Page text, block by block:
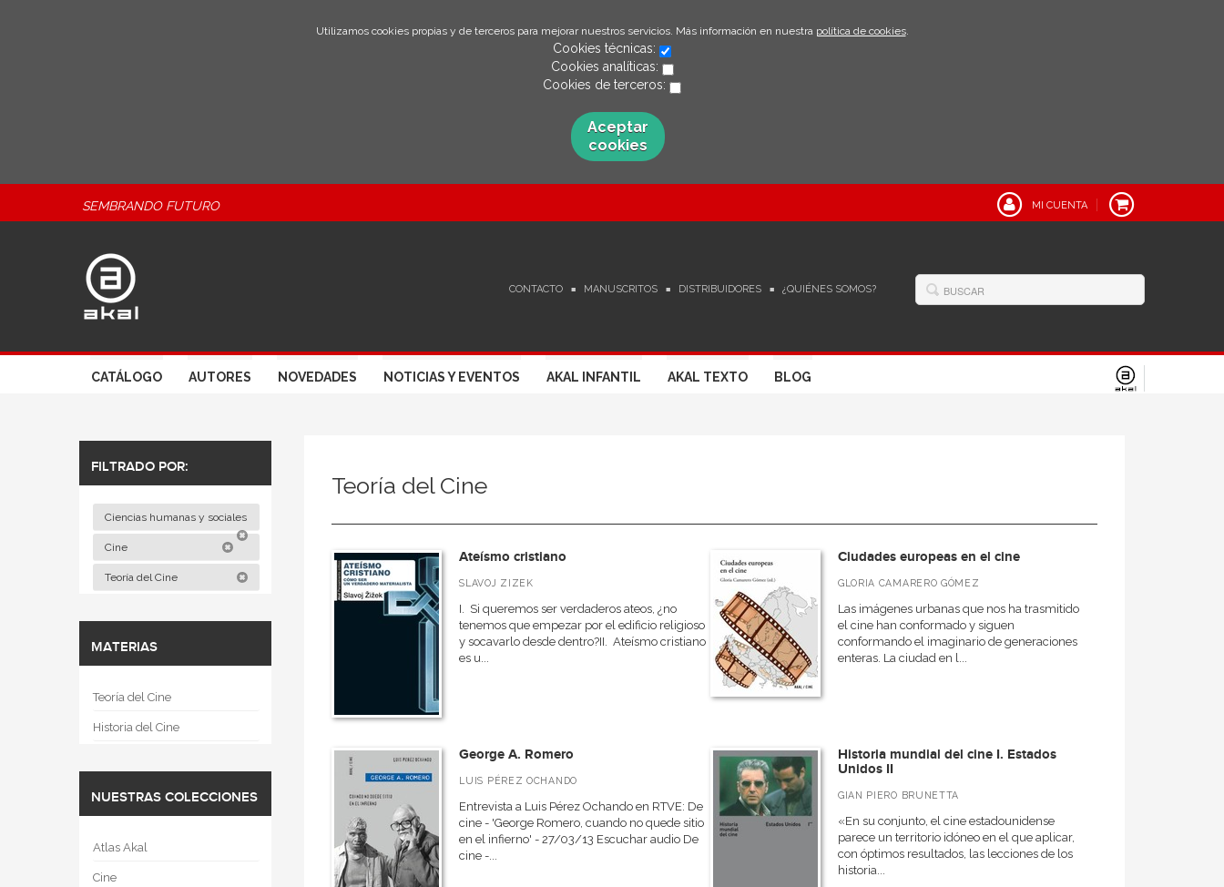
Utilizamos cookies propias y de terceros para mejorar nuestros servicios. Más información en nuestra política de cookies.
Cookies técnicas:
Cookies analíticas:
Cookies de terceros:
Aceptar
cookies
SEMBRANDO FUTURO MI CUENTA
CONTACTO MANUSCRITOS DISTRIBUIDORES ¿QUIÉNES SOMOS?
CATÁLOGO AUTORES NOVEDADES NOTICIAS Y EVENTOS AKAL INFANTIL AKAL TEXTO BLOG
FILTRADO POR:
Ciencias humanas y sociales
Cine
Teoría del Cine
MATERIAS
Teoría del Cine
Historia del Cine
NUESTRAS COLECCIONES
Atlas Akal
Cine
Teoría del Cine
Ateísmo cristiano
SLAVOJ ZIZEK
I. Si queremos ser verdaderos ateos, ¿no
tenemos que empezar por el edificio religioso
y socavarlo desde dentro?II. Ateísmo cristiano
es u...
Ciudades europeas en el cine
GLORIA CAMARERO GÓMEZ
Las imágenes urbanas que nos ha trasmitido
el cine han conformado y siguen
conformando el imaginario de generaciones
enteras. La ciudad en l...
George A. Romero
LUIS PÉREZ OCHANDO
Entrevista a Luis Pérez Ochando en RTVE: De
cine - 'George Romero, cuando no quede sitio
en el infierno' - 27/03/13 Escuchar audio De
cine -...
Historia mundial del cine I. Estados
Unidos II
GIAN PIERO BRUNETTA
«En su conjunto, el cine estadounidense
parece un territorio idóneo en el que aplicar,
con óptimos resultados, las lecciones de los
historia...